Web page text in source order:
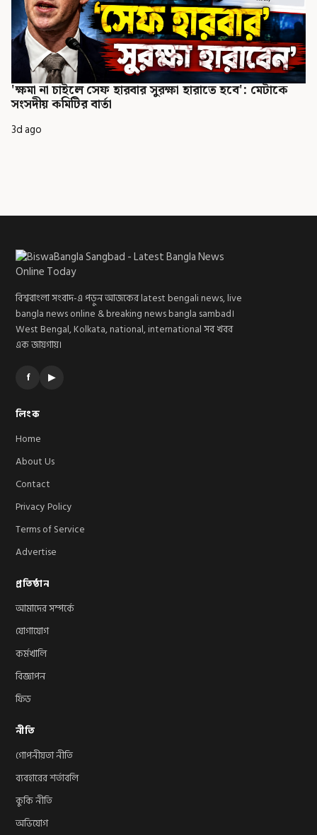
'ক্ষমা না চাইলে সেফ হারবার সুরক্ষা হারাতে হবে': মেটাকে
সংসদীয় কমিটির বার্তা
3d ago
বিশ্ববাংলা সংবাদ-এ পড়ুন আজকের latest bengali news, live
bangla news online & breaking news bangla sambad।
West Bengal, Kolkata, national, international সব খবর
এক জায়গায়।
f ▶
লিংক
Home
About Us
Contact
Privacy Policy
Terms of Service
Advertise
প্রতিষ্ঠান
আমাদের সম্পর্কে
যোগাযোগ
কর্মখালি
বিজ্ঞাপন
ফিড
নীতি
গোপনীয়তা নীতি
ব্যবহারের শর্তাবলি
কুকি নীতি
অভিযোগ